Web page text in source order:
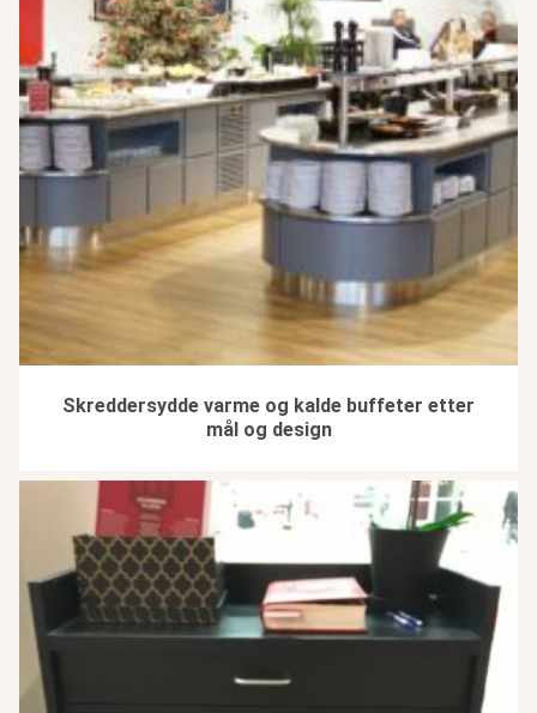
Skreddersydde varme og kalde buffeter etter
mål og design